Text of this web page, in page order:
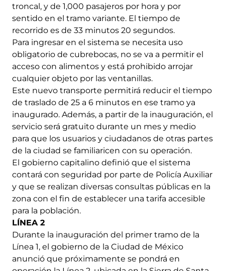
troncal, y de 1,000 pasajeros por hora y por
sentido en el tramo variante. El tiempo de
recorrido es de 33 minutos 20 segundos.
Para ingresar en el sistema se necesita uso
obligatorio de cubrebocas, no se va a permitir el
acceso con alimentos y está prohibido arrojar
cualquier objeto por las ventanillas.
Este nuevo transporte permitirá reducir el tiempo
de traslado de 25 a 6 minutos en ese tramo ya
inaugurado. Además, a partir de la inauguración, el
servicio será gratuito durante un mes y medio
para que los usuarios y ciudadanos de otras partes
de la ciudad se familiaricen con su operación.
El gobierno capitalino definió que el sistema
contará con seguridad por parte de Policía Auxiliar
y que se realizan diversas consultas públicas en la
zona con el fin de establecer una tarifa accesible
para la población.
LÍNEA 2
Durante la inauguración del primer tramo de la
Línea 1, el gobierno de la Ciudad de México
anunció que próximamente se pondrá en